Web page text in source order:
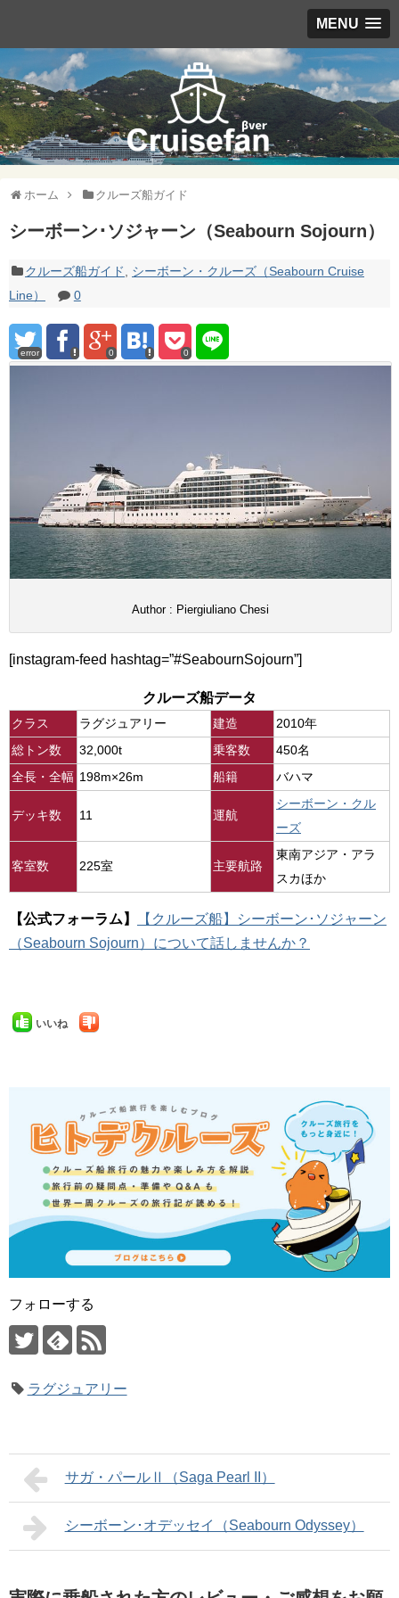
MENU
ホーム クルーズ船ガイド
シーボーン･ソジャーン（Seabourn Sojourn）
クルーズ船ガイド
シーボーン・クルーズ（Seabourn Cruise
Line）
0
error 0 0
Author : Piergiuliano Chesi
[instagram-feed hashtag=”#SeabournSojourn”]
クルーズ船データ
クラス ラグジュアリー 建造
2010年
総トン数
32,000t 乗客数
450名
全長・全幅 198m×26m 船籍 バハマ
デッキ数 11 運航
シーボーン・クル
ーズ
客室数 225室 主要航路
東南アジア・アラ
スカほか
【公式フォーラム】
【クルーズ船】シーボーン･ソジャーン
（Seabourn Sojourn）について話しませんか？
いいね
フォローする
ラグジュアリー
サガ・パールⅡ（Saga Pearl II）
シーボーン･オデッセイ（Seabourn Odyssey）